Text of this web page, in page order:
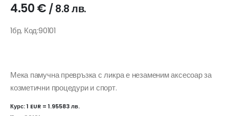
4.50€ / 8.8 лв.
1бр, Код:90101
Мека памучна превръзка с ликра е незаменим аксесоар за
козметични процедури и спорт.
Курс: 1 EUR = 1.95583 лв.